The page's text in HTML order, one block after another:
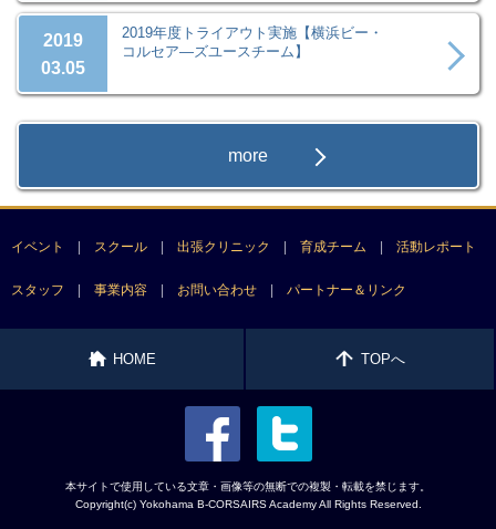
2019
03.05
2019年度トライアウト実施【横浜ビー・
コルセア―ズユースチーム】
more
イベント スクール 出張クリニック 育成チーム 活動レポート
スタッフ 事業内容 お問い合わせ パートナー＆リンク
HOME TOPへ
facebook twitter
本サイトで使用している文章・画像等の無断での複製・転載を禁じます。
Copyright(c) Yokohama B-CORSAIRS Academy All Rights Reserved.